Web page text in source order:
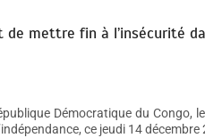
mettre fin à l’insécurité
Démocratique du Congo,
ce jeudi 14 décembre